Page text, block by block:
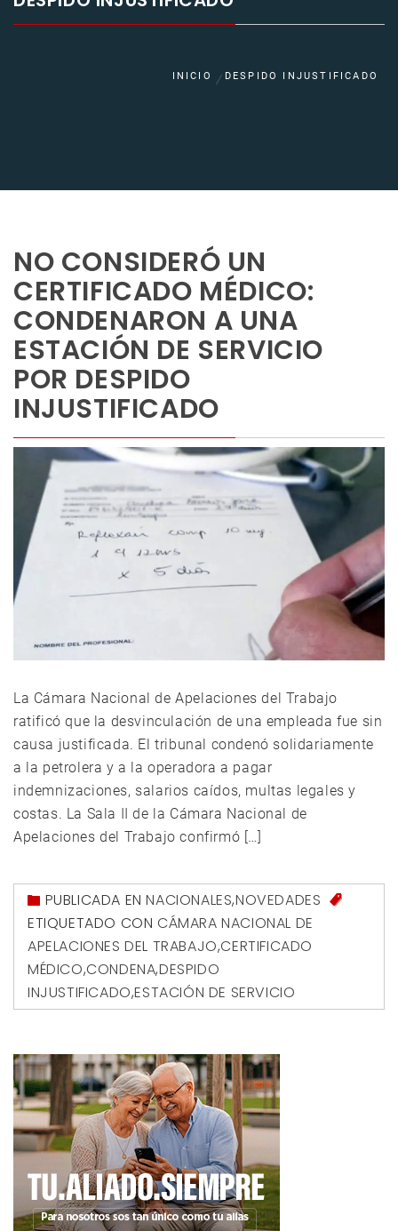
INICIO DESPIDO INJUSTIFICADO
NO CONSIDERÓ UN
CERTIFICADO MÉDICO:
CONDENARON A UNA
ESTACIÓN DE SERVICIO
POR DESPIDO
INJUSTIFICADO
La Cámara Nacional de Apelaciones del Trabajo
ratificó que la desvinculación de una empleada fue sin
causa justificada. El tribunal condenó solidariamente
a la petrolera y a la operadora a pagar
indemnizaciones, salarios caídos, multas legales y
costas. La Sala II de la Cámara Nacional de
Apelaciones del Trabajo confirmó […]
PUBLICADA ENNACIONALES,NOVEDADES
ETIQUETADO CON CÁMARA NACIONAL DE
APELACIONES DEL TRABAJO,CERTIFICADO
MÉDICO,CONDENA,DESPIDO
INJUSTIFICADO,ESTACIÓN DE SERVICIO